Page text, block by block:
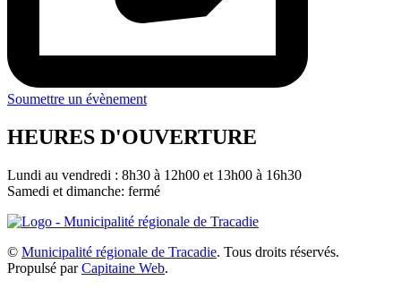
Soumettre un évènement
HEURES D'OUVERTURE
Lundi au vendredi : 8h30 à 12h00 et 13h00 à 16h30
Samedi et dimanche: fermé
© Municipalité régionale de Tracadie. Tous droits réservés.
Propulsé parCapitaine Web.